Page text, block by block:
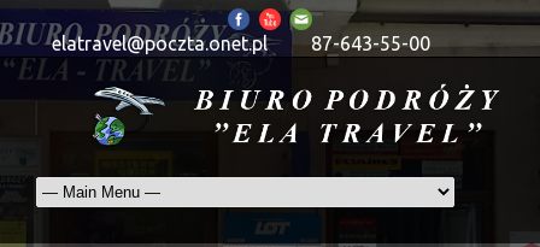
elatravel@poczta.onet.pl 87-643-55-00